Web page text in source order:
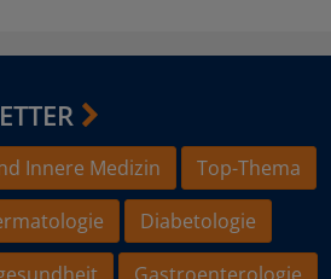
Innere Medizin
Top-Thema
Diabetologie